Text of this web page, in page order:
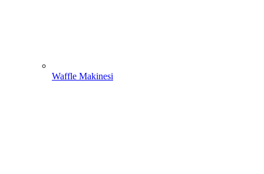
Waffle Makinesi